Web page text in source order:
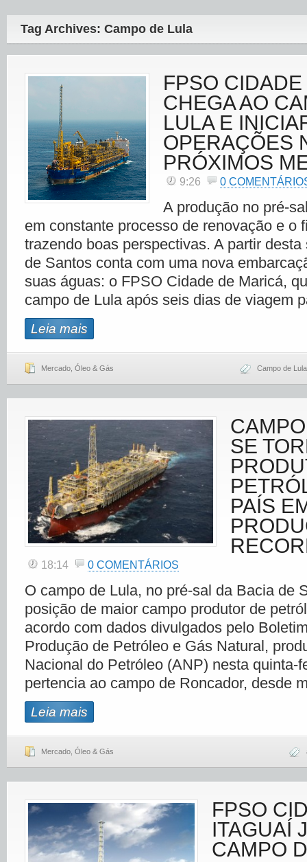
Tag Archives: Campo de Lula
FPSO
CHEGA AO
LULA E
OPERAÇÕES
PRÓXIMOS
9:26 0
A produção no pré-
em constante processo de renovação e o
trazendo boas perspectivas. A partir
de Santos conta com uma nova
suas águas: o FPSO Cidade de Maricá,
campo de Lula após seis dias de viagem
Leia mais
Mercado Óleo & Gás Campo de Lula
SE
PAÍS
18:14 0 COMENTÁRIOS
O campo de Lula, no pré-sal da Bacia de
posição de maior campo produtor de
acordo com dados divulgados pelo
Produção de Petróleo e Gás Natural,
Nacional do Petróleo (ANP) nesta quinta-
pertencia ao campo de Roncador, desde
Leia mais
Mercado Óleo & Gás
FPSO
ITAGUAÍ
CAMPO